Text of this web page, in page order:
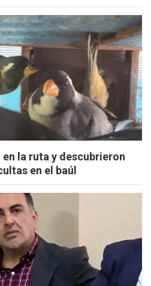
la ruta y descubrieron
en el baúl